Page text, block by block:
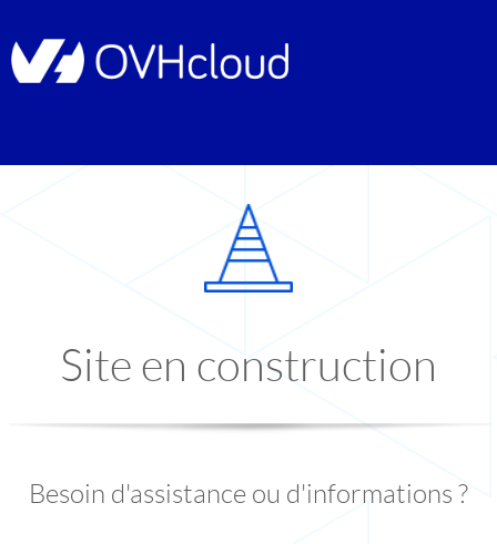
Site en construction
Besoin d'assistance ou d'informations ?